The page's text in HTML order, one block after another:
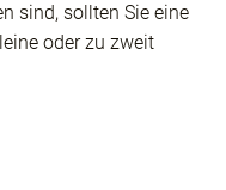
sind, sollten Sie eine
oder zu zweit